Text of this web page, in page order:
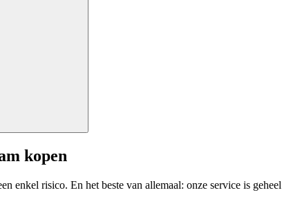
kopen
enkel risico. En het beste van allemaal: onze service is